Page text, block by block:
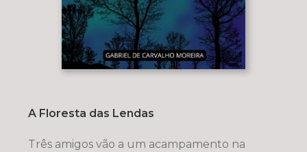
A Floresta das Lendas
Três amigos vão a um acampamento na